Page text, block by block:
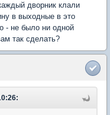
дворник клали
в выходные в это
- не было ни одной
так сделать?